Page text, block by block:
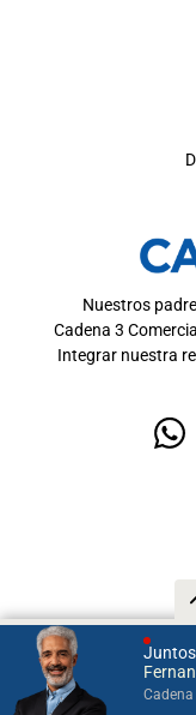
Juntos
Cadena
Nuestros
Cadena 3 Comercial
Integrar nuestra